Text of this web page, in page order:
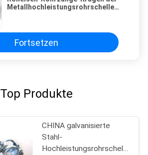
Metallhochleistungsrohrschellen-
Fortsetzen
Top Produkte
CHINA galvanisierte
Stahl-
Hochleistungsrohrschellen